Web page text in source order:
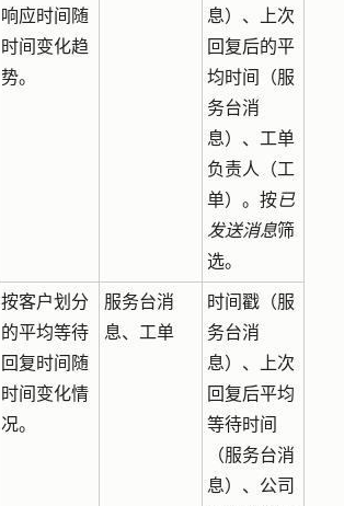
响应时间随
时间变化趋
势。
息）、上次
回复后的平
均时间（服
务台消
息）、工单
负责人（工
单）。按已
发送消息筛
选。
按客户划分
的平均等待
回复时间随
时间变化情
况。
服务台消
息、工单
时间戳（服
务台消
息）、上次
回复后平均
等待时间
（服务台消
息）、公司